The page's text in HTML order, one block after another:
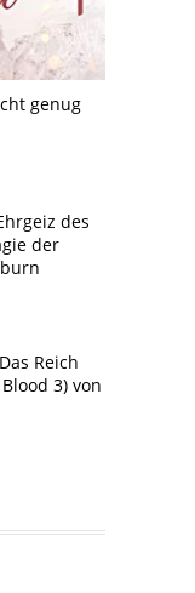
genug
des
der
Reich
3) von